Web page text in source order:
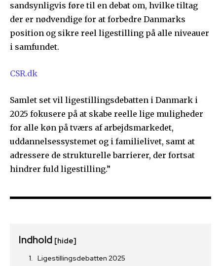
sandsynligvis føre til en debat om, hvilke tiltag
der er nødvendige for at forbedre Danmarks
position og sikre reel ligestilling på alle niveauer
i samfundet.
CSR.dk
Samlet set vil ligestillingsdebatten i Danmark i
2025 fokusere på at skabe reelle lige muligheder
for alle køn på tværs af arbejdsmarkedet,
uddannelsessystemet og i familielivet, samt at
adressere de strukturelle barrierer, der fortsat
hindrer fuld ligestilling.”
Indhold [hide]
Ligestillingsdebatten 2025